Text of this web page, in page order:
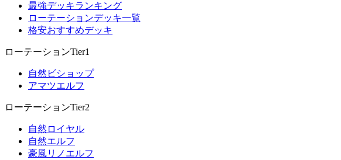
最強デッキランキング
ローテーションデッキ一覧
格安おすすめデッキ
ローテーションTier1
自然ビショップ
アマツエルフ
ローテーションTier2
自然ロイヤル
自然エルフ
豪風リノエルフ